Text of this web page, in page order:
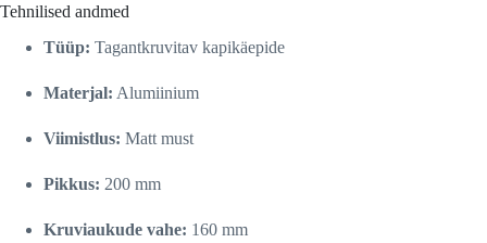
Tehnilised andmed
Tüüp: Tagantkruvitav kapikäepide
Materjal: Alumiinium
Viimistlus: Matt must
Pikkus: 200 mm
Kruviaukude vahe: 160 mm